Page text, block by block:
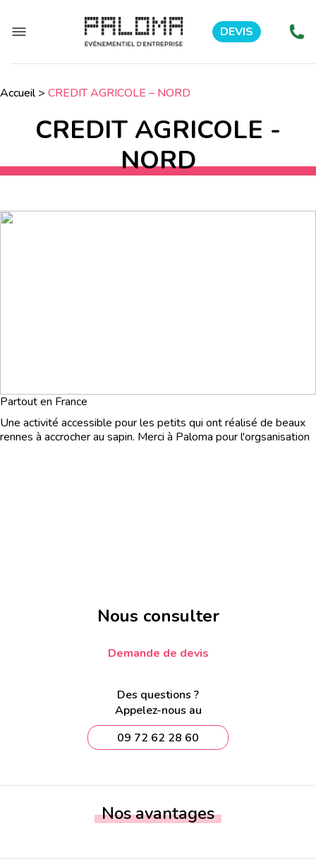
DEVIS
Accueil> CREDIT AGRICOLE – NORD
CREDIT AGRICOLE -
NORD
Partout en France
Une activité accessible pour les petits qui ont réalisé de beaux
rennes à accrocher au sapin. Merci à Paloma pour l'orgsanisation
Nous consulter
Demande de devis
Des questions ?
Appelez-nous au
09 72 62 28 60
Nos avantages